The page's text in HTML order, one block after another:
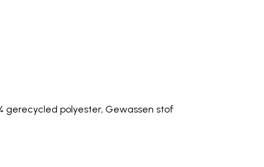
gerecycled polyester, Gewassen stof